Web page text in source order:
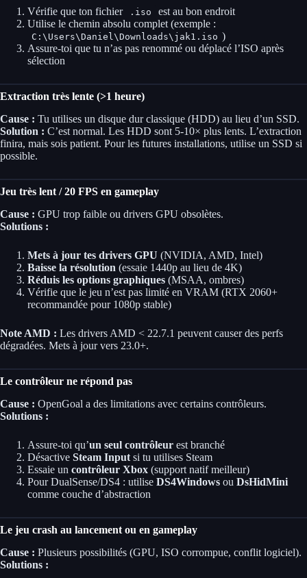
Vérifie que ton fichier .iso
est au bon endroit
Utilise le chemin absolu complet (exemple :
C:\Users\Daniel\Downloads\jak1.iso )
Assure-toi que tu n’as pas renommé ou déplacé l’ISO après
sélection
Extraction très lente (>1 heure)
Cause : Tu utilises un disque dur classique (HDD) au lieu d’un SSD.
Solution : C’est normal. Les HDD sont 5-10× plus lents. L’extraction
finira, mais sois patient. Pour les futures installations, utilise un SSD si
possible.
Jeu très lent / 20 FPS en gameplay
Cause : GPU trop faible ou drivers GPU obsolètes.
Solutions :
Mets à jour tes drivers GPU (NVIDIA, AMD, Intel)
Baisse la résolution (essaie 1440p au lieu de 4K)
Réduis les options graphiques (MSAA, ombres)
Vérifie que le jeu n’est pas limité en VRAM (RTX 2060+
recommandée pour 1080p stable)
Note AMD : Les drivers AMD < 22.7.1 peuvent causer des perfs
dégradées. Mets à jour vers 23.0+.
Le contrôleur ne répond pas
Cause : OpenGoal a des limitations avec certains contrôleurs.
Solutions :
Assure-toi qu’un seul contrôleur est branché
Désactive Steam Input si tu utilises Steam
Essaie un contrôleur Xbox (support natif meilleur)
Pour DualSense/DS4 : utilise DS4Windows ou DsHidMini
comme couche d’abstraction
Le jeu crash au lancement ou en gameplay
Cause : Plusieurs possibilités (GPU, ISO corrompue, conflit logiciel).
Solutions :